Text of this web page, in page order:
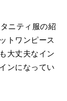
ニティ服の紹
トワンピース
大丈夫なイン
ンになってい